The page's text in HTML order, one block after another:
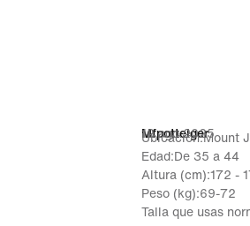
Mfpotteiger
12 ago 2025
Ubicación Mount
Edad De 35 a 44
Altura (cm) 172 -
Peso (kg) 69-72
Talla que usas